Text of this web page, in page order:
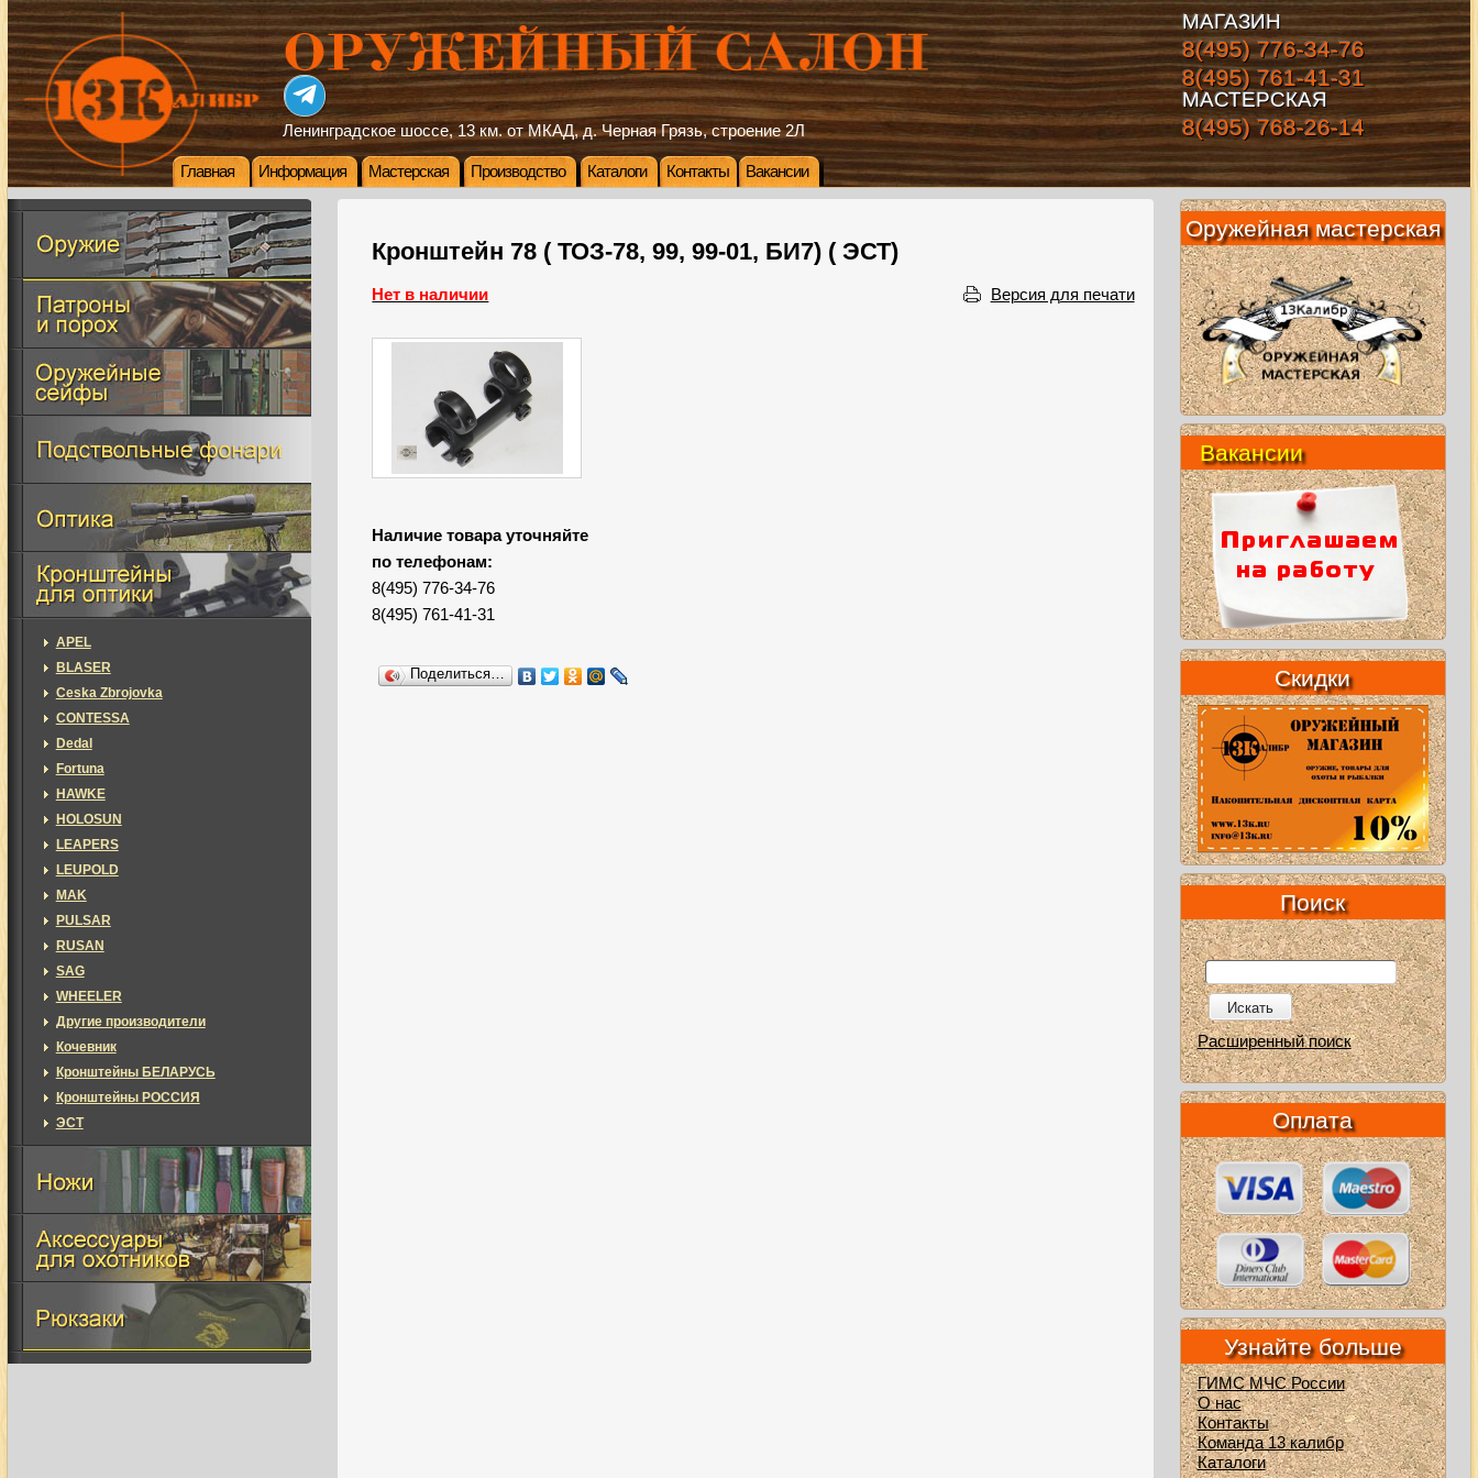
Ленинградское шоссе, 13 км. от МКАД, д. Черная Грязь, строение 2Л
МАГАЗИН
8(495) 776-34-76
8(495) 761-41-31
МАСТЕРСКАЯ
8(495) 768-26-14
Главная Информация Мастерская Производство Каталоги Контакты Вакансии
Кронштейн 78 ( ТОЗ-78, 99, 99-01, БИ7) ( ЭСТ)
Версия для печати
Нет в наличии
Наличие товара уточняйте
по телефонам:
8(495) 776-34-76
8(495) 761-41-31
Поделиться…
APEL
BLASER
Ceska Zbrojovka
CONTESSA
Dedal
Fortuna
HAWKE
HOLOSUN
LEAPERS
LEUPOLD
MAK
PULSAR
RUSAN
SAG
WHEELER
Другие производители
Кочевник
Кронштейны БЕЛАРУСЬ
Кронштейны РОССИЯ
ЭСТ
Оружейная мастерская
Вакансии
Скидки
Поиск
Искать
Расширенный поиск
Оплата
Узнайте больше
ГИМС МЧС России
О нас
Контакты
Команда 13 калибр
Каталоги